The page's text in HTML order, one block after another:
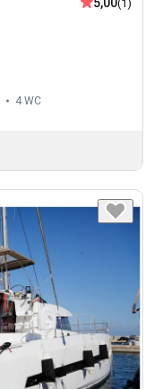
5,00(1)
4 WC